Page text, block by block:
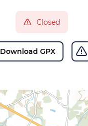
Closed
Download GPX